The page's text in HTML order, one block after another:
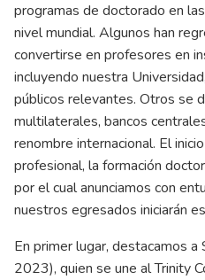
programas de doctorado en
nivel mundial. Algunos han
convertirse en profesores en
incluyendo nuestra
públicos relevantes. Otros se
multilaterales, bancos
renombre internacional. El
profesional, la formación
por el cual anunciamos con
nuestros egresados iniciarán
En primer lugar, destacamos a
2023), quien se une al Trinity